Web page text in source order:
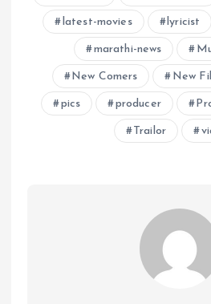
latest-movies lyricist
marathi-news
New Comers New
pics producer
Trailor